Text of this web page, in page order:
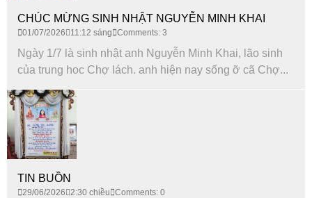
CHÚC MỪNG SINH NHẬT NGUYỄN MINH KHAI
01/07/2026 11:12 sáng Comments: 3
Ngày 1/7 là sinh nhật anh Nguyễn Minh Khai, lão sinh
của trung hoc Chợ lách. anh hiện nay sống ỡ cã Chợ...
TIN BUỒN
29/06/2026 2:30 chiều Comments: 0